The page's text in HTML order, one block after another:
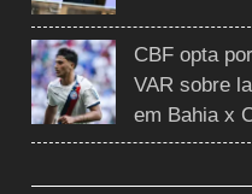
CBF opta
VAR sobre
em Bahia x